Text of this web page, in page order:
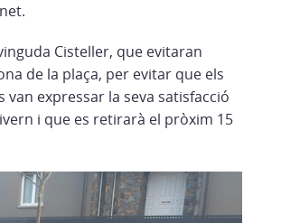
Cisteller, que evitaran
de la plaça, per evitar que els
expressar la seva satisfacció
i que es retirarà el pròxim 15